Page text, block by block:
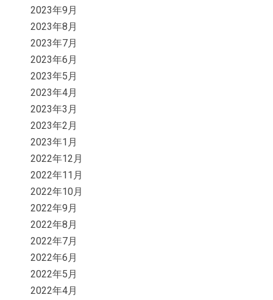
2023年9月
2023年8月
2023年7月
2023年6月
2023年5月
2023年4月
2023年3月
2023年2月
2023年1月
2022年12月
2022年11月
2022年10月
2022年9月
2022年8月
2022年7月
2022年6月
2022年5月
2022年4月